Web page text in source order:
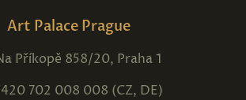
Art Palace Prague
Příkopě 858/20, Praha 1
702 008 008 (CZ, DE)